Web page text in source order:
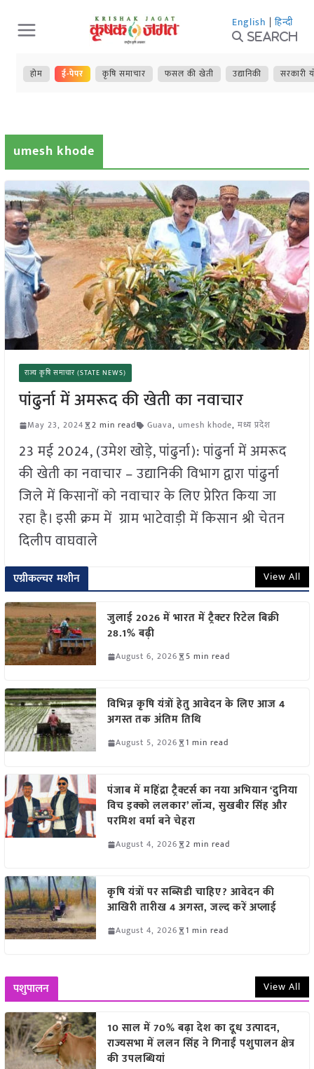
Skip
to
content
English | हिन्दी
Search
होम ई-पेपर कृषि समाचार फसल की खेती उद्यानिकी सरकारी
umesh khode
राज्य कृषि समाचार (STATE NEWS)
पांढुर्ना में अमरूद की खेती का नवाचार
May 23, 2024 2 min read Guava, umesh khode, मध्य प्रदेश
23 मई 2024, (उमेश खोड़े, पांढुर्ना): पांढुर्ना में अमरूद
की खेती का नवाचार – उद्यानिकी विभाग द्वारा पांढुर्ना
जिले में किसानों को नवाचार के लिए प्रेरित किया जा
रहा है। इसी क्रम में ग्राम भाटेवाड़ी में किसान श्री चेतन
दिलीप वाघवाले
एग्रीकल्चर मशीन View All
जुलाई 2026 में भारत में ट्रैक्टर रिटेल बिक्री
28.1% बढ़ी
August 6, 2026 5 min read
विभिन्न कृषि यंत्रों हेतु आवेदन के लिए आज 4
अगस्त तक अंतिम तिथि
August 5, 2026 1 min read
पंजाब में महिंद्रा ट्रैक्टर्स का नया अभियान ‘दुनिया
विच इक्को ललकार’ लॉन्च, सुखबीर सिंह और
परमिश वर्मा बने चेहरा
August 4, 2026 2 min read
कृषि यंत्रों पर सब्सिडी चाहिए? आवेदन की
आखिरी तारीख 4 अगस्त, जल्द करें अप्लाई
August 4, 2026 1 min read
पशुपालन View All
10 साल में 70% बढ़ा देश का दूध उत्पादन,
राज्यसभा में ललन सिंह ने गिनाईं पशुपालन क्षेत्र
की उपलब्धियां